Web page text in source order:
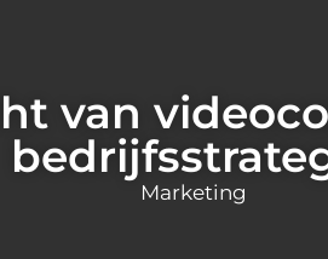
van
Marketing